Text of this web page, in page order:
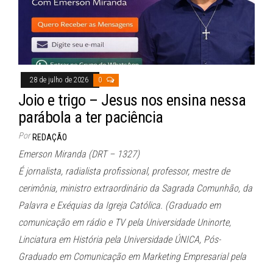
28 de julho de 2026 0
Joio e trigo – Jesus nos ensina nessa
parábola a ter paciência
Por REDAÇÃO
Emerson Miranda (DRT – 1327)
É jornalista, radialista profissional, professor, mestre de
cerimônia, ministro extraordinário da Sagrada Comunhão, da
Palavra e Exéquias da Igreja Católica. (Graduado em
comunicação em rádio e TV pela Universidade Uninorte,
Linciatura em História pela Universidade ÚNICA, Pós-
Graduado em Comunicação em Marketing Empresarial pela